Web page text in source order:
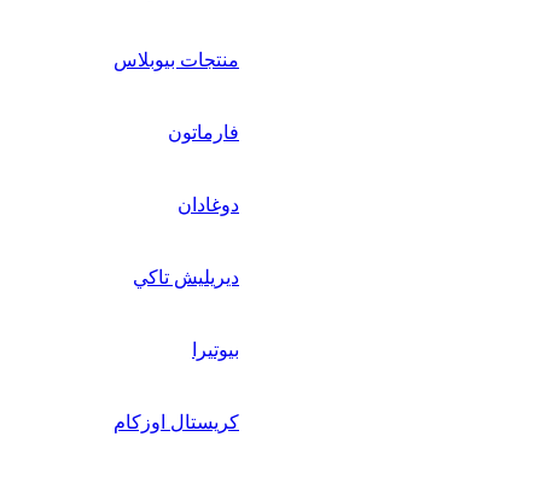
منتجات بيوبلاس
فارماتون
دوغادان
ديريليش تاكي
بيوتيرا
كريستال اوزكام